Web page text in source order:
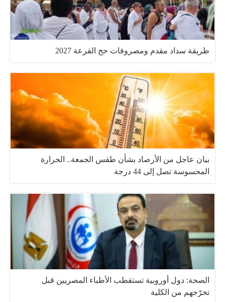
طريقة سداد مقدم ومصروفات حج القرعة 2027
بيان عاجل من الأرصاد بشأن طقس الجمعة.. الحرارة
المحسوسة تصل إلى 44 درجة
الصحة: دول أوروبية تستقطب الأطباء المصريين قبل
تخرّجهم من الكلية